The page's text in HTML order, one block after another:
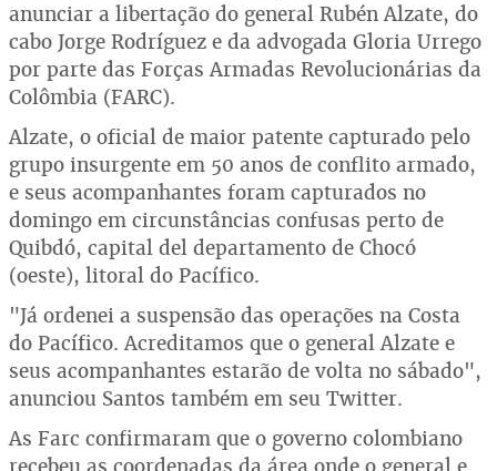
anunciar a libertação do general Rubén Alzate, do
cabo Jorge Rodríguez e da advogada Gloria Urrego
por parte das Forças Armadas Revolucionárias da
Colômbia (FARC).
Alzate, o oficial de maior patente capturado pelo
grupo insurgente em 50 anos de conflito armado,
e seus acompanhantes foram capturados no
domingo em circunstâncias confusas perto de
Quibdó, capital del departamento de Chocó
(oeste), litoral do Pacífico.
"Já ordenei a suspensão das operações na Costa
do Pacífico. Acreditamos que o general Alzate e
seus acompanhantes estarão de volta no sábado",
anunciou Santos também em seu Twitter.
As Farc confirmaram que o governo colombiano